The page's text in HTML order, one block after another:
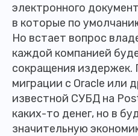
электронного
в которые по
Но встает вопрос
каждой компанией
сокращения издержек.
миграции с Oracle или
известной СУБД на
каких-то денег, но в
значительную